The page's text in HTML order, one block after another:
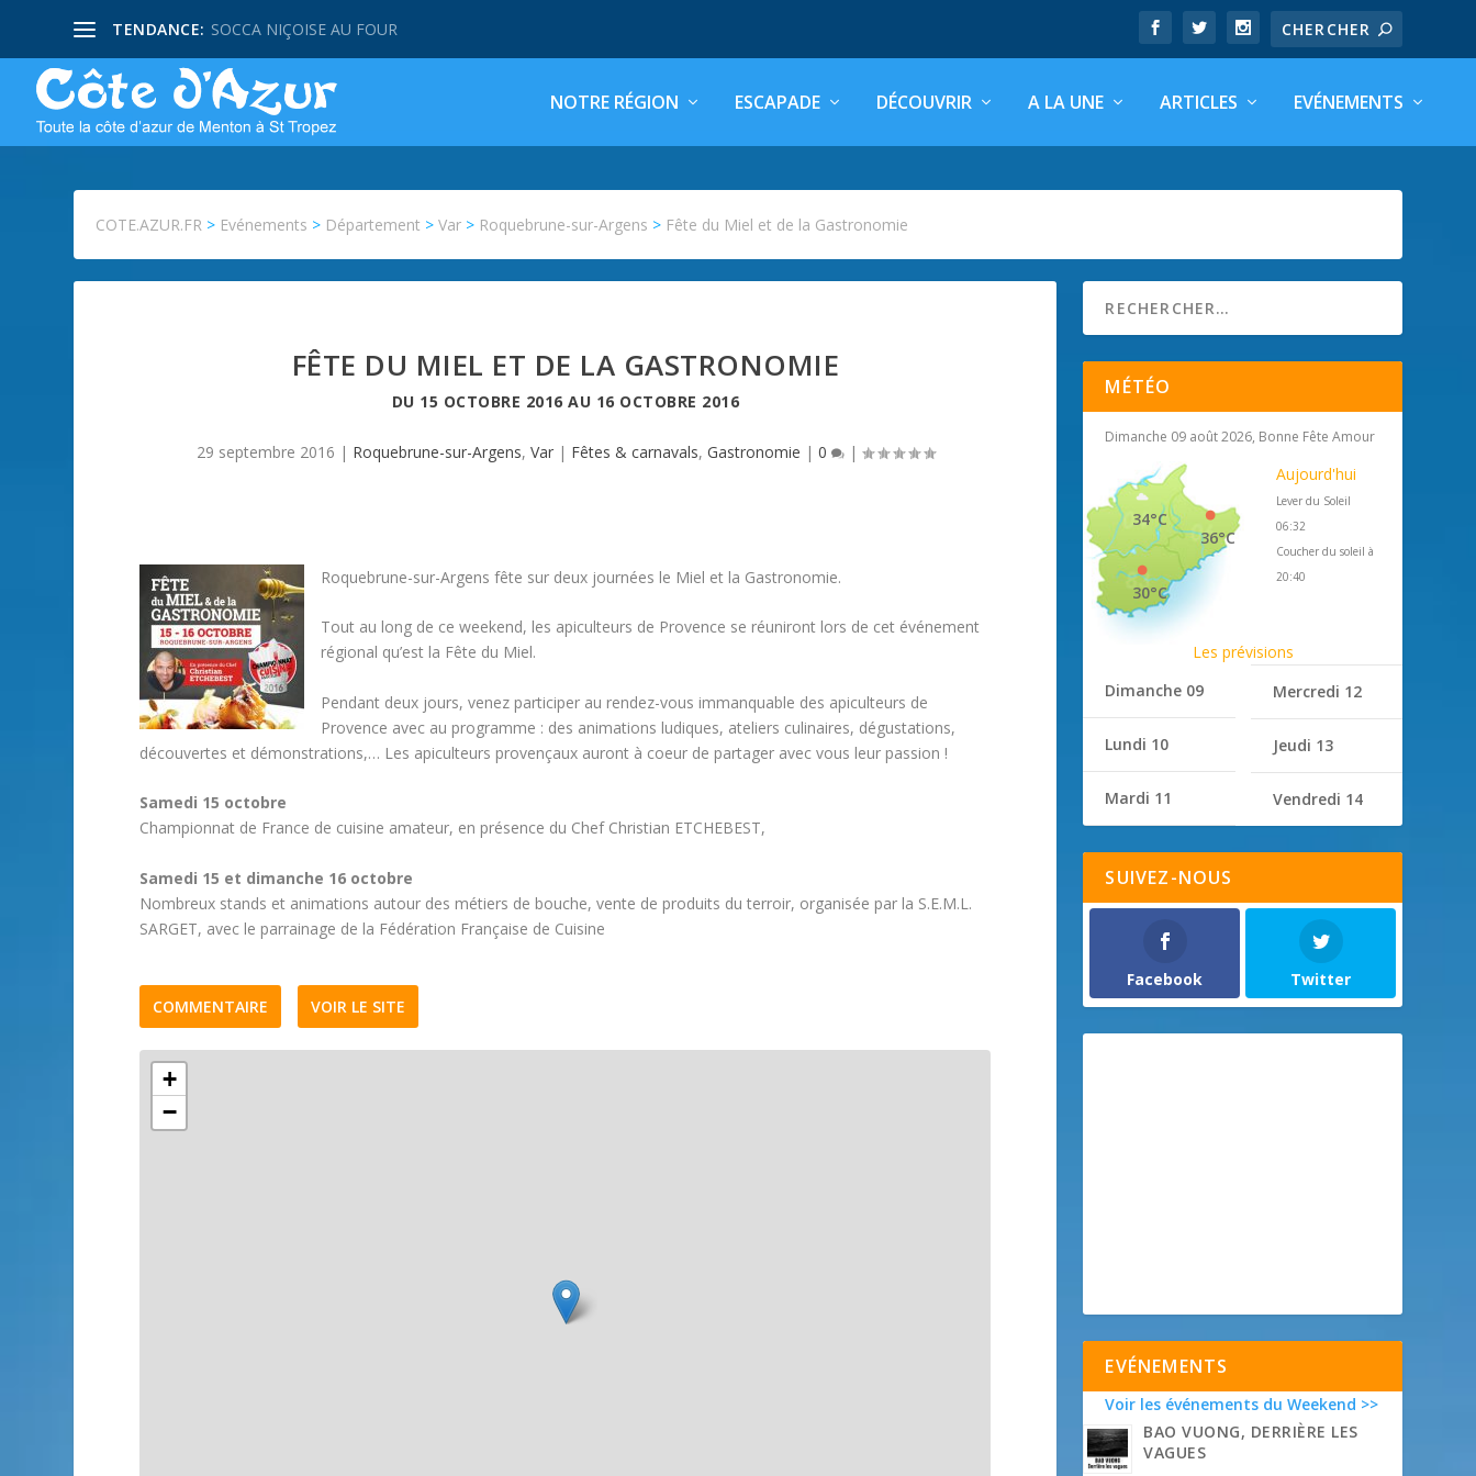
TENDANCE: SOCCA NIÇOISE AU FOUR
NOTRE RÉGION ESCAPADE DÉCOUVRIR A LA UNE ARTICLES EVÉNEMENTS
COTE.AZUR.FR > Evénements > Département >Var > Roquebrune-sur-Argens > Fête du Miel et de la Gastronomie
FÊTE DU MIEL ET DE LA GASTRONOMIE
DU 15 OCTOBRE 2016 AU 16 OCTOBRE 2016
29 septembre 2016 | Roquebrune-sur-Argens, Var| Fêtes & carnavals, Gastronomie | 0 |
Roquebrune-sur-Argens fête sur deux journées le Miel et la Gastronomie.
Tout au long de ce weekend, les apiculteurs de Provence se réuniront lors de cet événement
régional qu’est la Fête du Miel.
Pendant deux jours, venez participer au rendez-vous immanquable des apiculteurs de
Provence avec au programme : des animations ludiques, ateliers culinaires, dégustations,
découvertes et démonstrations,… Les apiculteurs provençaux auront à coeur de partager avec vous leur passion !
Samedi 15 octobre
Championnat de France de cuisine amateur, en présence du Chef Christian ETCHEBEST,
Samedi 15 et dimanche 16 octobre
Nombreux stands et animations autour des métiers de bouche, vente de produits du terroir, organisée par la S.E.M.L.
SARGET, avec le parrainage de la Fédération Française de Cuisine
COMMENTAIRE VOIR LE SITE
+
−
MÉTÉO
Dimanche 09 août 2026, Bonne Fête Amour
36°C
34°C
30°C
Aujourd'hui
Lever du Soleil
06:32
Coucher du soleil à
20:40
Les prévisions
Dimanche 09
Lundi 10
Mardi 11
Mercredi 12
Jeudi 13
Vendredi 14
SUIVEZ-NOUS
Facebook Twitter
EVÉNEMENTS
Voir les événements du Weekend >>
BAO VUONG, DERRIÈRE LES
VAGUES